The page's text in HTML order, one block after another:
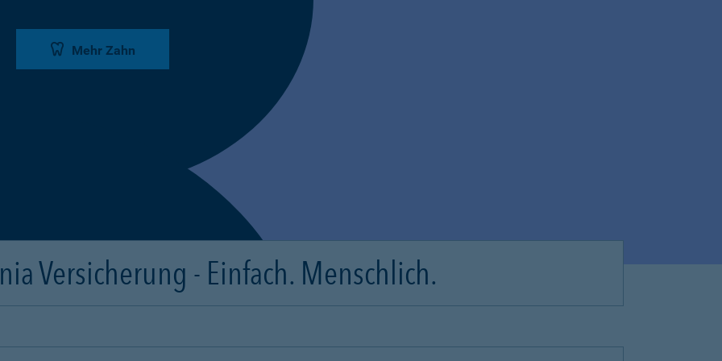
Mehr Zahn
Versicherung - Einfach. Menschlich.